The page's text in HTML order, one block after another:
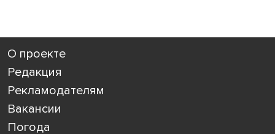
О проекте
Редакция
Рекламодателям
Вакансии
Погода